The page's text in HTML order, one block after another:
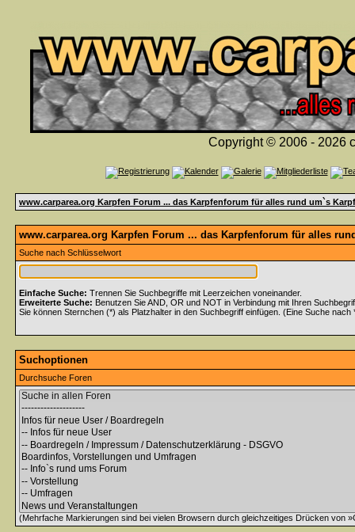
Copyright © 2006 - 2026
www.carparea.org Karpfen Forum ... das Karpfenforum für alles rund um`s
www.carparea.org Karpfen Forum ... das Karpfenforum für alles
Suche nach Schlüsselwort
Einfache Suche: Trennen Sie Suchbegriffe mit Leerzeichen voneinander.
Erweiterte Suche: Benutzen Sie AND, OR und NOT in Verbindung mit Ihren
Sie können Sternchen (*) als Platzhalter in den Suchbegriff einfügen. (Eine Suche
Suchoptionen
Durchsuche Foren
(Mehrfache Markierungen sind bei vielen Browsern durch gleichzeitiges Drücken von